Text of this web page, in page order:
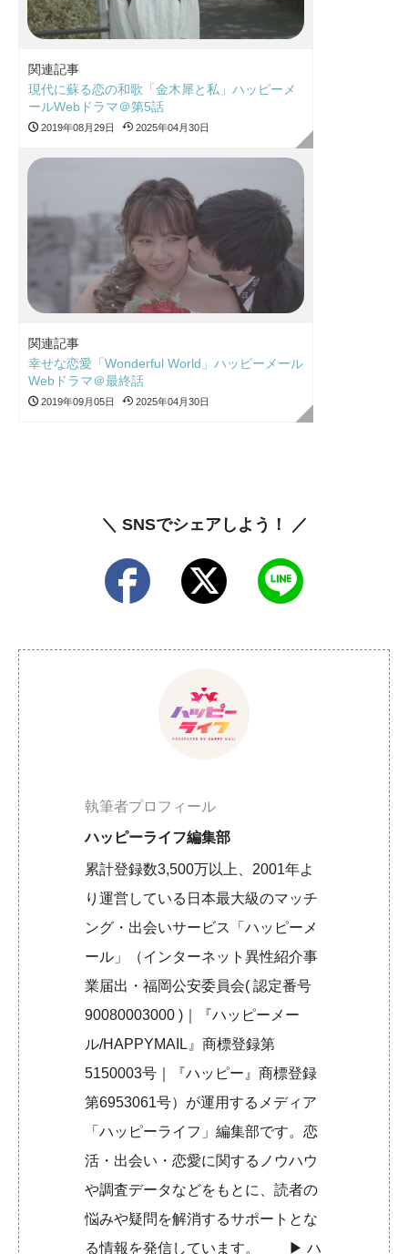
関連記事
現代に蘇る恋の和歌「金木犀と私」ハッピーメ
ールWebドラマ＠第5話
2019年08月29日 2025年04月30日
関連記事
幸せな恋愛「Wonderful World」ハッピーメール
Webドラマ＠最終話
2019年09月05日 2025年04月30日
＼ SNSでシェアしよう！ ／
執筆者プロフィール
ハッピーライフ編集部
累計登録数3,500万以上、2001年よ
り運営している日本最大級のマッチ
ング・出会いサービス「ハッピーメ
ール」（インターネット異性紹介事
業届出・福岡公安委員会( 認定番号
90080003000 )｜『ハッピーメー
ル/HAPPYMAIL』商標登録第
5150003号｜『ハッピー』商標登録
第6953061号）が運用するメディア
「ハッピーライフ」編集部です。恋
活・出会い・恋愛に関するノウハウ
や調査データなどをもとに、読者の
悩みや疑問を解消するサポートとな
る情報を発信しています。 ▶︎ハ